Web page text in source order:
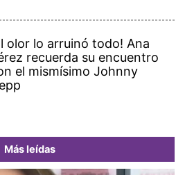
olor lo arruinó todo! Ana
recuerda su encuentro
el mismísimo Johnny
Más leídas